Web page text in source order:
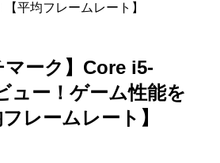
平均フレームレート】
マーク】Core i5-
ュー！ゲーム性能を
レームレート】